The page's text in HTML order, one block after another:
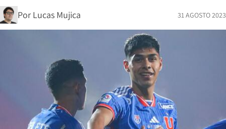
Por Lucas Mujica 31 AGOSTO 2023